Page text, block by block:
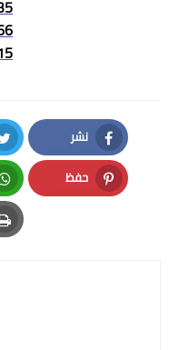
نشر
Facebook
حفظ
Pinterest